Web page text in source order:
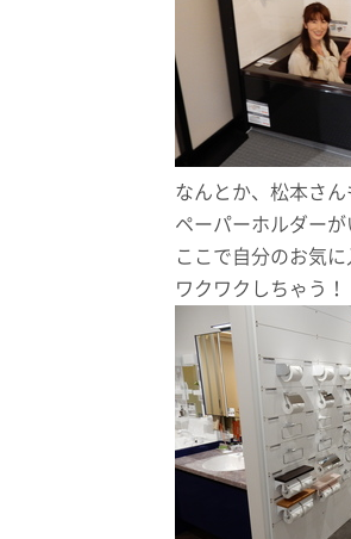
なんとか、松本さん
ペーパーホルダーが
ここで自分のお気
ワクワクしちゃう！